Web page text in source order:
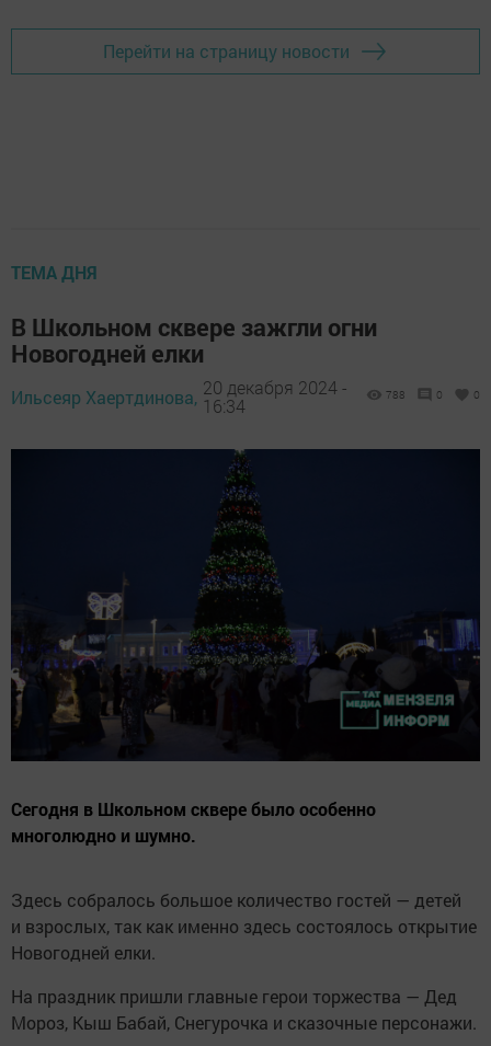
Перейти на страницу новости
ТЕМА ДНЯ
В Школьном сквере зажгли огни
Новогодней елки
Ильсеяр Хаертдинова, 20 декабря 2024 -
16:34
788 0 0
Сегодня в Школьном сквере было особенно
многолюдно и шумно.
Здесь собралось большое количество гостей — детей
и взрослых, так как именно здесь состоялось открытие
Новогодней елки.
На праздник пришли главные герои торжества — Дед
Мороз, Кыш Бабай, Снегурочка и сказочные персонажи.